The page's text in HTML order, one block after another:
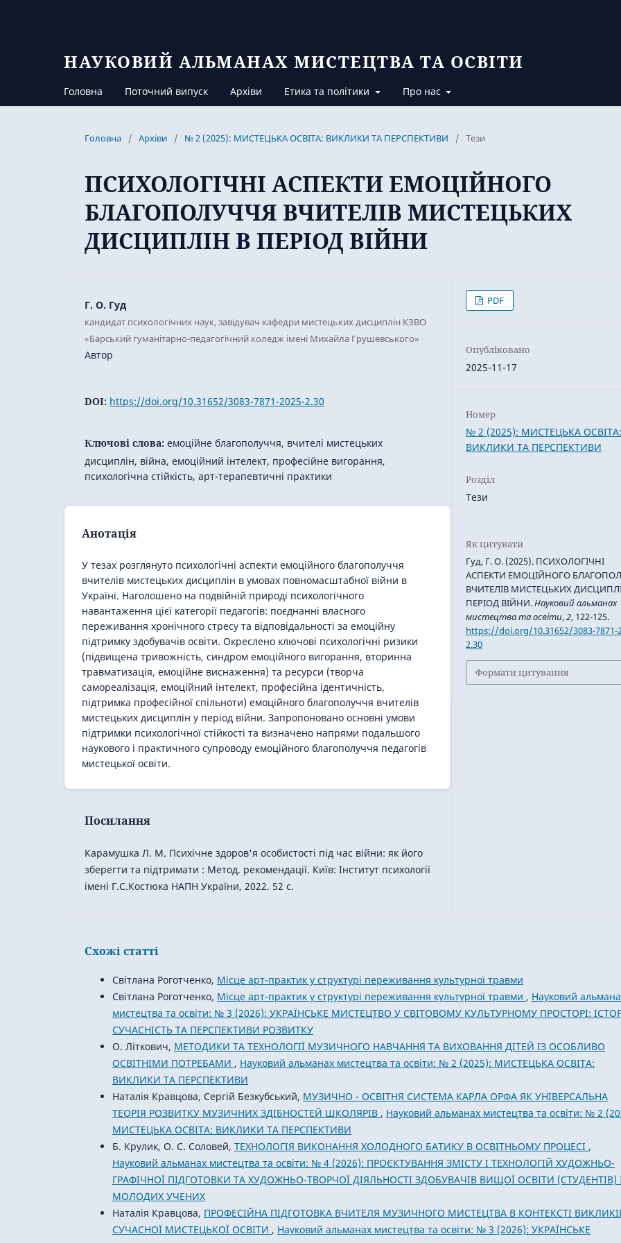
НАУКОВИЙ АЛЬМАНАХ МИСТЕЦТВА ТА ОСВІТИ
Головна Поточний випуск Архіви Етика та політики Про нас
Головна / Архіви / № 2 (2025): МИСТЕЦЬКА ОСВІТА: ВИКЛИКИ ТА ПЕРСПЕКТИВИ / Тези
ПСИХОЛОГІЧНІ АСПЕКТИ ЕМОЦІЙНОГО
БЛАГОПОЛУЧЧЯ ВЧИТЕЛІВ МИСТЕЦЬКИХ
ДИСЦИПЛІН В ПЕРІОД ВІЙНИ
Г. О. Гуд
кандидат психологічних наук, завідувач кафедри мистецьких дисциплін КЗВО
«Барський гуманітарно-педагогічний коледж імені Михайла Грушевського»
Автор
DOI: https://doi.org/10.31652/3083-7871-2025-2.30
Ключові слова: емоційне благополуччя, вчителі мистецьких
дисциплін, війна, емоційний інтелект, професійне вигорання,
психологічна стійкість, арт-терапевтичні практики
Анотація
У тезах розглянуто психологічні аспекти емоційного благополуччя
вчителів мистецьких дисциплін в умовах повномасштабної війни в
Україні. Наголошено на подвійній природі психологічного
навантаження цієї категорії педагогів: поєднанні власного
переживання хронічного стресу та відповідальності за емоційну
підтримку здобувачів освіти. Окреслено ключові психологічні ризики
(підвищена тривожність, синдром емоційного вигорання, вторинна
травматизація, емоційне виснаження) та ресурси (творча
самореалізація, емоційний інтелект, професійна ідентичність,
підтримка професійної спільноти) емоційного благополуччя вчителів
мистецьких дисциплін у період війни. Запропоновано основні умови
підтримки психологічної стійкості та визначено напрями подальшого
наукового і практичного супроводу емоційного благополуччя педагогів
мистецької освіти.
Посилання
Карамушка Л. М. Психічне здоров'я особистості під час війни: як його
зберегти та підтримати : Метод. рекомендації. Київ: Інститут психології
імені Г.С.Костюка НАПН України, 2022. 52 с.
PDF
Опубліковано
2025-11-17
Номер
№ 2 (2025): МИСТЕЦЬКА ОСВІТА:
ВИКЛИКИ ТА ПЕРСПЕКТИВИ
Розділ
Тези
Як цитувати
Гуд, Г. О. (2025). ПСИХОЛОГІЧНІ
АСПЕКТИ ЕМОЦІЙНОГО
ВЧИТЕЛІВ МИСТЕЦЬКИХ
ПЕРІОД ВІЙНИ.Науковий альманах
мистецтва та освіти,2, 122-125.
https://doi.org/10.31652/3083-7871-
2.30
Формати цитування
Схожі статті
Світлана Роготченко, Місце арт-практик у структурі переживання культурної травми
Світлана Роготченко, Місце арт-практик у структурі переживання культурної травми , Науковий
мистецтва та освіти: № 3 (2026): УКРАЇНСЬКЕ МИСТЕЦТВО У СВІТОВОМУ КУЛЬТУРНОМУ ПРОСТОРІ:
СУЧАСНІСТЬ ТА ПЕРСПЕКТИВИ РОЗВИТКУ
О. Літкович, МЕТОДИКИ ТА ТЕХНОЛОГІЇ МУЗИЧНОГО НАВЧАННЯ ТА ВИХОВАННЯ ДІТЕЙ ІЗ ОСОБЛИВО
ОСВІТНІМИ ПОТРЕБАМИ , Науковий альманах мистецтва та освіти: № 2 (2025): МИСТЕЦЬКА ОСВІТА:
ВИКЛИКИ ТА ПЕРСПЕКТИВИ
Наталія Кравцова, Сергій Безкубський, МУЗИЧНО - ОСВІТНЯ СИСТЕМА КАРЛА ОРФА ЯК УНІВЕРСАЛЬНА
ТЕОРІЯ РОЗВИТКУ МУЗИЧНИХ ЗДІБНОСТЕЙ ШКОЛЯРІВ , Науковий альманах мистецтва та освіти: № 2
МИСТЕЦЬКА ОСВІТА: ВИКЛИКИ ТА ПЕРСПЕКТИВИ
Б. Крулик, О. С. Соловей, ТЕХНОЛОГІЯ ВИКОНАННЯ ХОЛОДНОГО БАТИКУ В ОСВІТНЬОМУ ПРОЦЕСІ ,
Науковий альманах мистецтва та освіти: № 4 (2026): ПРОЄКТУВАННЯ ЗМІСТУ І ТЕХНОЛОГІЙ ХУДОЖНЬО-
ГРАФІЧНОЇ ПІДГОТОВКИ ТА ХУДОЖНЬО-ТВОРЧОЇ ДІЯЛЬНОСТІ ЗДОБУВАЧІВ ВИЩОЇ ОСВІТИ (СТУДЕНТІВ)
МОЛОДИХ УЧЕНИХ
Наталія Кравцова, ПРОФЕСІЙНА ПІДГОТОВКА ВЧИТЕЛЯ МУЗИЧНОГО МИСТЕЦТВА В КОНТЕКСТІ
СУЧАСНОЇ МИСТЕЦЬКОЇ ОСВІТИ , Науковий альманах мистецтва та освіти: № 3 (2026): УКРАЇНСЬКЕ